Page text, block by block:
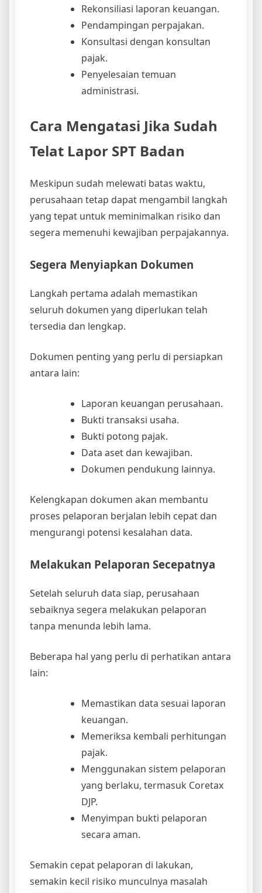
Rekonsiliasi laporan keuangan.
Pendampingan perpajakan.
Konsultasi dengan konsultan
pajak.
Penyelesaian temuan
administrasi.
Cara Mengatasi Jika Sudah
Telat Lapor SPT Badan
Meskipun sudah melewati batas waktu,
perusahaan tetap dapat mengambil langkah
yang tepat untuk meminimalkan risiko dan
segera memenuhi kewajiban perpajakannya.
Segera Menyiapkan Dokumen
Langkah pertama adalah memastikan
seluruh dokumen yang diperlukan telah
tersedia dan lengkap.
Dokumen penting yang perlu di persiapkan
antara lain:
Laporan keuangan perusahaan.
Bukti transaksi usaha.
Bukti potong pajak.
Data aset dan kewajiban.
Dokumen pendukung lainnya.
Kelengkapan dokumen akan membantu
proses pelaporan berjalan lebih cepat dan
mengurangi potensi kesalahan data.
Melakukan Pelaporan Secepatnya
Setelah seluruh data siap, perusahaan
sebaiknya segera melakukan pelaporan
tanpa menunda lebih lama.
Beberapa hal yang perlu di perhatikan antara
lain:
Memastikan data sesuai laporan
keuangan.
Memeriksa kembali perhitungan
pajak.
Menggunakan sistem pelaporan
yang berlaku, termasuk Coretax
DJP.
Menyimpan bukti pelaporan
secara aman.
Semakin cepat pelaporan di lakukan,
semakin kecil risiko munculnya masalah